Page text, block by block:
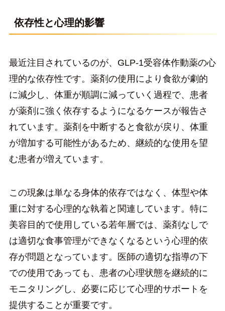
依存性と心理的影響
最近注目されているのが、GLP-1受容体作動薬の心
理的な依存性です。薬剤の使用により食欲が劇的
に減少し、体重が順調に減っていく過程で、患者
が薬剤に強く依存するようになるケースが報告さ
れています。薬剤を中断すると食欲が戻り、体重
が増加する可能性があるため、継続的な使用を望
む患者が増えています。
この現象は単なる身体的依存ではなく、体型や体
重に対する心理的な執着と関連しています。特に
美容目的で使用している若年層では、薬剤なしで
は適切な食事管理ができなくなるという心理的依
存が問題となっています。医師の適切な指導の下
での使用であっても、患者の心理状態を継続的に
モニタリングし、必要に応じて心理的サポートを
提供することが重要です。